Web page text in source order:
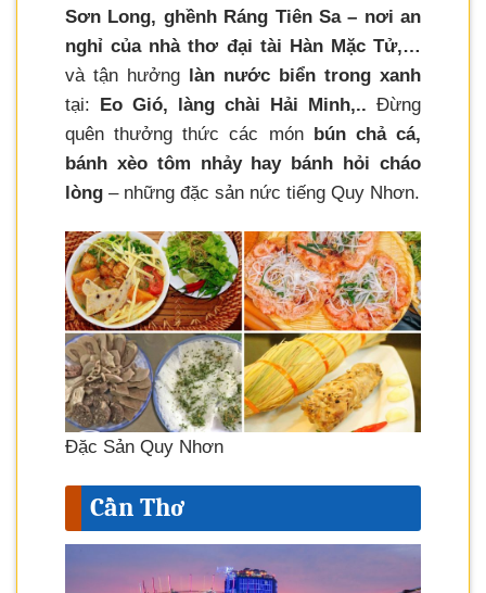
Sơn Long, ghềnh Ráng Tiên Sa – nơi an
nghỉ của nhà thơ đại tài Hàn Mặc Tử,…
và tận hưởng
làn nước biển trong xanh
tại:
Eo Gió, làng chài Hải Minh,.. Đừng
quên thưởng thức các món
bún chả cá,
bánh xèo tôm nhảy hay bánh hỏi cháo
lòng – những đặc sản nức tiếng Quy Nhơn.
Đặc Sản Quy Nhơn
Cần Thơ